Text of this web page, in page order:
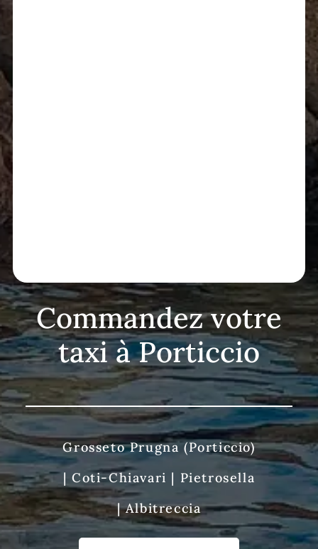
Commandez votre
taxi à Porticcio
Grosseto Prugna (Porticcio)
| Coti-Chiavari | Pietrosella
|Albitreccia